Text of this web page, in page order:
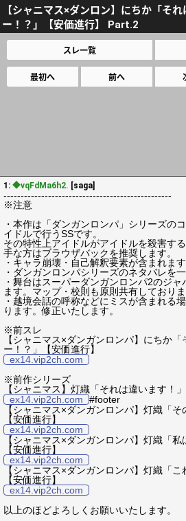
【シャニマス×ダンロン】にちか「そ
ー！？」【安価進行】 Part.2
スレ一覧
最初へ 前へ
1: ◆vqFdMa6h2. [saga]
-------------------------------------------------
※注意
・本作は「ダンガンロンパ」シリーズの
イドルで行うSSです。
その特性上アイドルがアイドルを殺害す
手な方はブラウザバックを推奨します。
・キャラ崩壊・自己解釈要素が含まれます
・ダンガンロンパシリーズのネタバレを一
・舞台はスーパーダンガンロンパ2のジ
ます。マップ・校則も原則共有しておりま
・越境会話の呼称などにミスが含まれる
ります。修正いたします。
※前スレ
【シャニマス×ダンガンロンパ】にちか
ー！？」【安価進行】
ex14.vip2ch.com
※前作シリーズ
【シャニマス】灯織「それは違います！
ex14.vip2ch.com
#footer
【シャニマス×ダンガンロンパ】灯織「そ
【安価進行】
ex14.vip2ch.com
【シャニマス×ダンガンロンパ】灯織「私
【安価進行】
ex14.vip2ch.com
【シャニマス×ダンガンロンパ】灯織「こ
【安価進行】
ex14.vip2ch.com
以上のほどよろしくお願いいたします。